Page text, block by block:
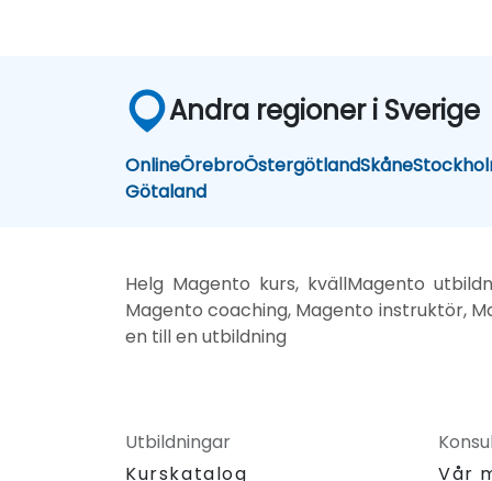
Andra regioner i Sverige
OnlineÖrebroÖstergötlandSkåne
Götaland
Helg Magento kurs, kvällMagento
Magento coaching, Magento instruktör,
en till en utbildning
Utbildningar
Kurskatalog
Vår